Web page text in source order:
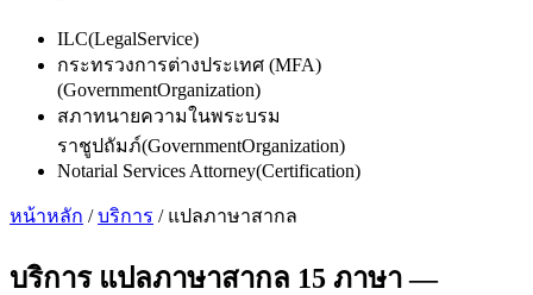
ILC(LegalService)
กระทรวงการต่างประเทศ (MFA)
(GovernmentOrganization)
สภาทนายความในพระบรม
ราชูปถัมภ์(GovernmentOrganization)
Notarial Services Attorney(Certification)
หน้าหลัก /บริการ / แปลภาษาสากล
บริการ แปลภาษาสากล 15 ภาษา—